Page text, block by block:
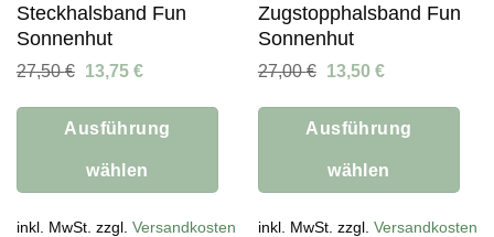
Steckhalsband Fun
Sonnenhut
27,50€
Ursprünglicher
war:
27,50 €
13,75 €Aktueller
ist:
13,75 €.
Ausführung
wählen
Produkt
inkl. MwSt. zzgl. Versandkosten
Zugstopphalsband Fun
Sonnenhut
27,00€
Ursprünglicher
war:
27,00 €
13,50 €Aktueller
ist:
13,50 €.
Ausführung
wählen
Produkt
inkl. MwSt. zzgl. Versandkosten